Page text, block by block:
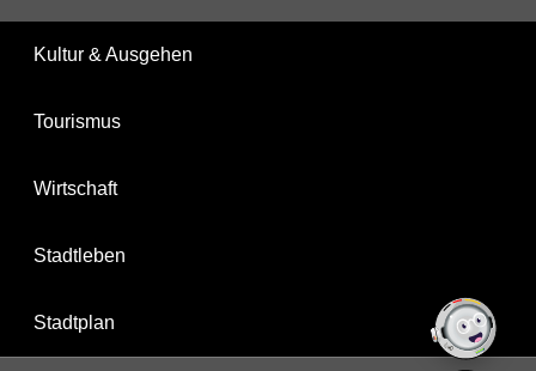
Kultur & Ausgehen
Tourismus
Wirtschaft
Stadtleben
Stadtplan